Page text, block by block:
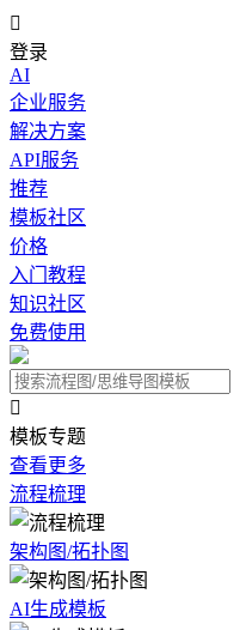

登录
AI
企业服务
解决方案
API服务
推荐
模板社区
价格
入门教程
知识社区
免费使用

模板专题
查看更多
流程梳理
架构图/拓扑图
AI生成模板